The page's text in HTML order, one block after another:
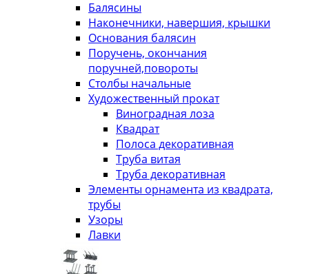
Балясины
Наконечники, навершия, крышки
Основания балясин
Поручень, окончания
поручней,повороты
Столбы начальные
Художественный прокат
Виноградная лоза
Квадрат
Полоса декоративная
Труба витая
Труба декоративная
Элементы орнамента из квадрата,
трубы
Узоры
Лавки